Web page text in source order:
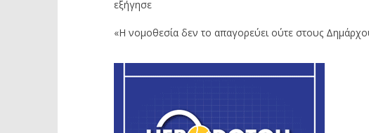
εξήγησε
«Η νομοθεσία δεν το απαγορεύει ούτε στους